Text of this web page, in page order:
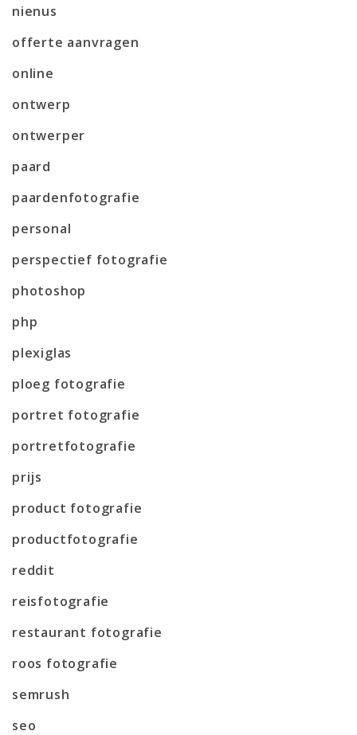
nienus
offerte aanvragen
online
ontwerp
ontwerper
paard
paardenfotografie
personal
perspectief fotografie
photoshop
php
plexiglas
ploeg fotografie
portret fotografie
portretfotografie
prijs
product fotografie
productfotografie
reddit
reisfotografie
restaurant fotografie
roos fotografie
semrush
seo